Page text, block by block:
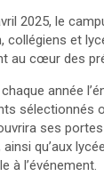
2025, le
collégiens et
au cœur des
année
sélectionnés
ses
qu’aux
à l’événement.